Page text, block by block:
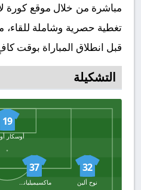
مباشرة من خلال موقع كورة
تغطية حصرية وشاملة للقاء،
قبل انطلاق المباراة بوقت
التشكيلة
19
32
نوح ألين
37
ماكسيميليانو فالكون